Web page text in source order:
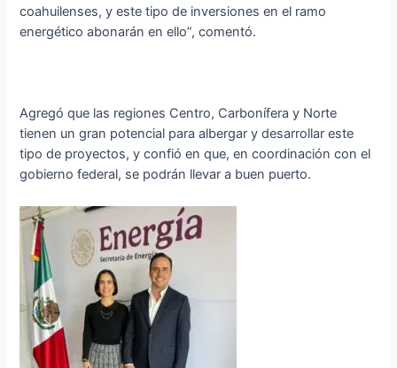
coahuilenses, y este tipo de inversiones en el ramo
energético abonarán en ello”, comentó.
Agregó que las regiones Centro, Carbonífera y Norte
tienen un gran potencial para albergar y desarrollar este
tipo de proyectos, y confió en que, en coordinación con el
gobierno federal, se podrán llevar a buen puerto.